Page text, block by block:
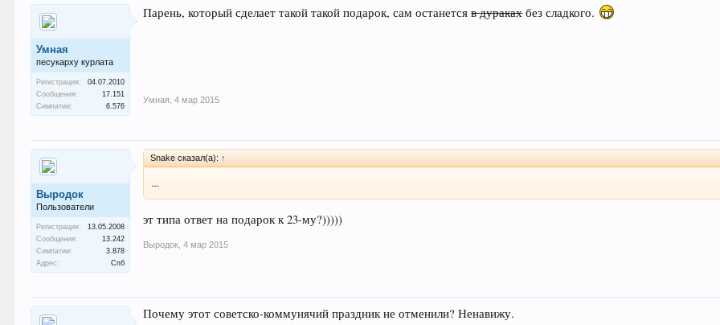
Умная
песукарху курлата
Регистрация:
04.07.2010
Сообщения:
17.151
Симпатии:
6.576
Парень, который сделает такой такой подарок, сам останетсяв дуракахбез сладкого.
Умная 4 мар 2015
Выродок
Пользователи
Регистрация:
13.05.2008
Сообщения:
13.242
Симпатии:
3.878
Адрес:
Спб
Snake сказал(а): ↑
...
эт типа ответ на подарок к 23-му?)))))
Выродок 4 мар 2015
Почему этот советско-коммунячий праздник не отменили? Ненавижу.